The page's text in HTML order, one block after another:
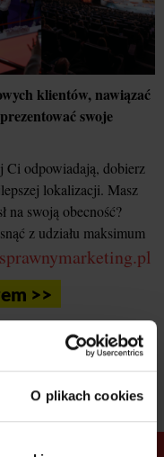
O plikach cookies
klientów, nawiązać
swoje
Ci odpowiadają, dobierz
lokalizacji. Masz
na swoją obecność?
z udziału maksimum
>>
bilet